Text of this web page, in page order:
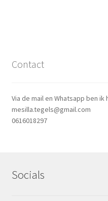
Contact
Via de mail en Whatsapp ben
mesilla.tegels@gmail.com
0616018297
Socials